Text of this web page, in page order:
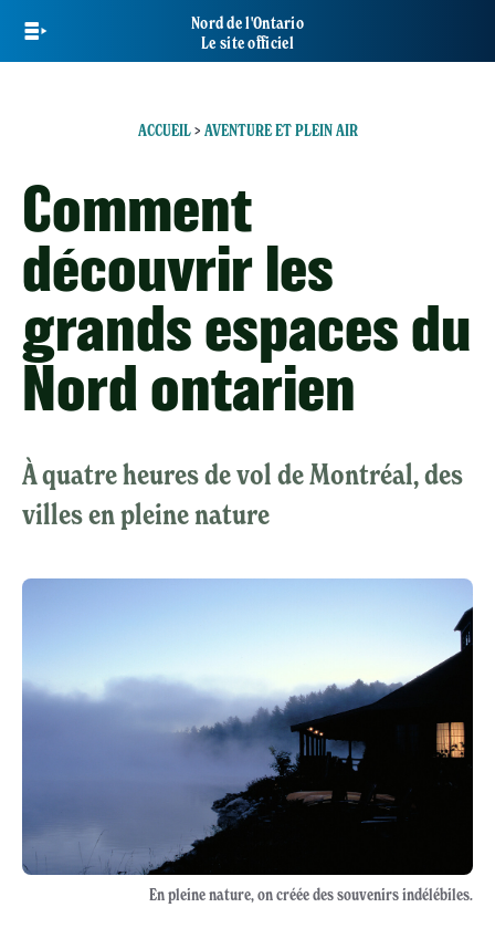
main
Nord de l'Ontario
Le site officiel
ACCUEIL> AVENTURE ET PLEIN AIR
Comment
découvrir les
grands espaces du
Nord ontarien
À quatre heures de vol de Montréal, des
villes en pleine nature
En pleine nature, on créée des souvenirs indélébiles.